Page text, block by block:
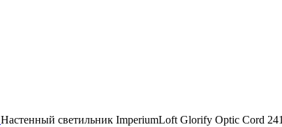
Настенный светильник ImperiumLoft Glorify Optic Cord